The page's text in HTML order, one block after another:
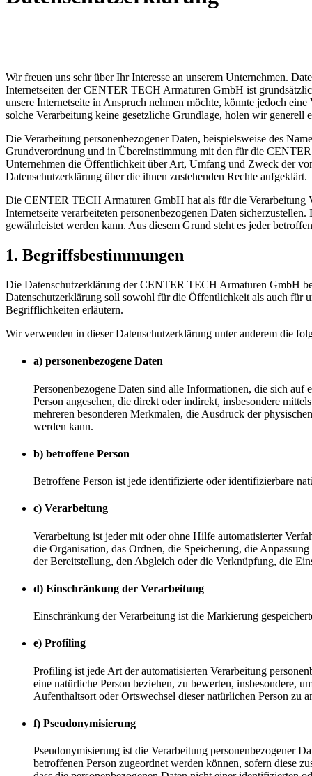
Wir freuen uns sehr über Ihr Interesse an unserem Unternehmen.
Internetseiten der CENTER TECH Armaturen GmbH ist
unsere Internetseite in Anspruch nehmen möchte, könnte jedoch
solche Verarbeitung keine gesetzliche Grundlage, holen wir
Die Verarbeitung personenbezogener Daten, beispielsweise des
Grundverordnung und in Übereinstimmung mit den für die
Unternehmen die Öffentlichkeit über Art, Umfang und Zweck der
Datenschutzerklärung über die ihnen zustehenden Rechte aufgeklärt.
Die CENTER TECH Armaturen GmbH hat als für die Verarbeitung
Internetseite verarbeiteten personenbezogenen Daten
gewährleistet werden kann. Aus diesem Grund steht es jeder
1. Begriffsbestimmungen
Die Datenschutzerklärung der CENTER TECH Armaturen GmbH
Datenschutzerklärung soll sowohl für die Öffentlichkeit als auch für
Begrifflichkeiten erläutern.
Wir verwenden in dieser Datenschutzerklärung unter anderem die
a) personenbezogene Daten
Personenbezogene Daten sind alle Informationen, die sich
Person angesehen, die direkt oder indirekt, insbesondere
mehreren besonderen Merkmalen, die Ausdruck der
werden kann.
b) betroffene Person
Betroffene Person ist jede identifizierte oder identifizierbare
c) Verarbeitung
Verarbeitung ist jeder mit oder ohne Hilfe automatisierter
die Organisation, das Ordnen, die Speicherung, die
der Bereitstellung, den Abgleich oder die Verknüpfung, die
d) Einschränkung der Verarbeitung
Einschränkung der Verarbeitung ist die Markierung
e) Profiling
Profiling ist jede Art der automatisierten Verarbeitung
eine natürliche Person beziehen, zu bewerten, insbesondere,
Aufenthaltsort oder Ortswechsel dieser natürlichen Person zu
f) Pseudonymisierung
Pseudonymisierung ist die Verarbeitung personenbezogener
betroffenen Person zugeordnet werden können, sofern diese